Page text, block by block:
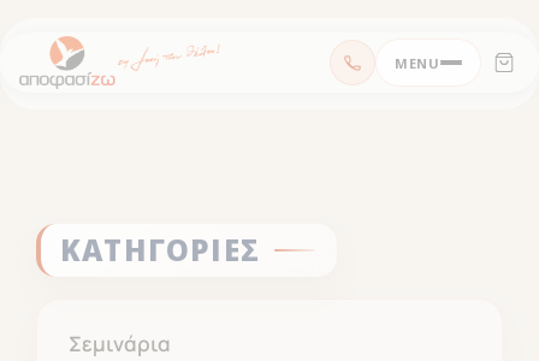
Μεταπηδήστε
στο
MENU
ΚΑΤΗΓΟΡΙΕΣ
Σεμινάρια